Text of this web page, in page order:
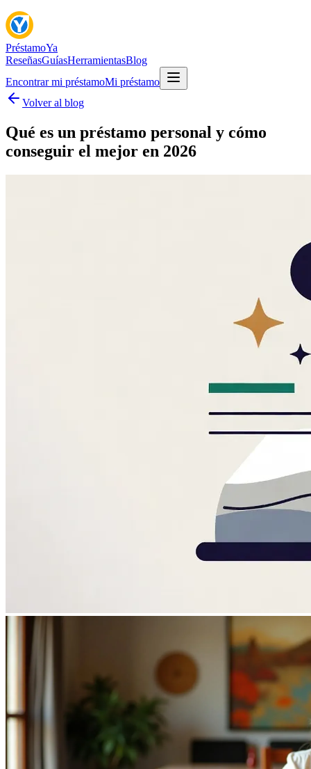
PréstamoYa
ReseñasGuíasHerramientasBlog
Encontrar mi préstamoMi préstamo
Volver al blog
Qué es un préstamo personal y cómo
conseguir el mejor en 2026